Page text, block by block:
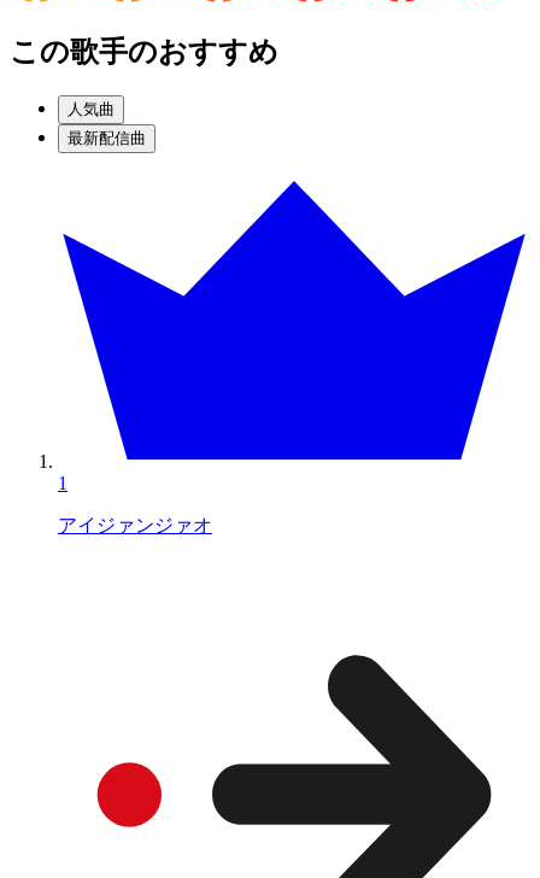
この歌手のおすすめ
人気曲
最新配信曲
1
アイジァンジァオ